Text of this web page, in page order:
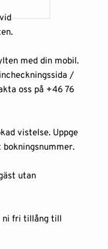
med din mobil.
/
oss på +46 76
vistelse. Uppge
utan
ni fri tillång till